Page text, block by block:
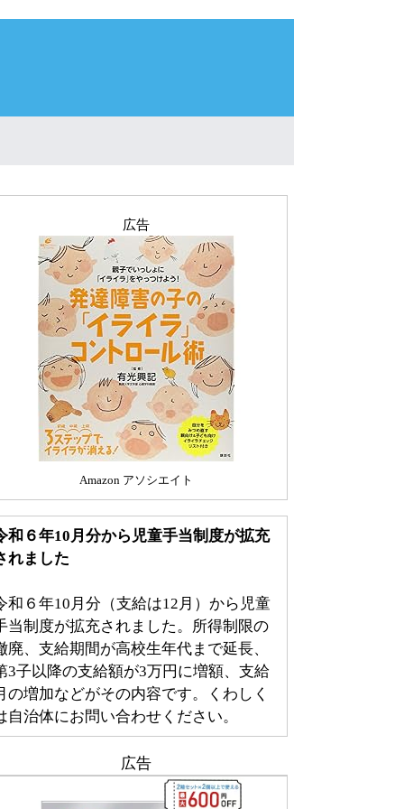
Amazon アソシエイト
和６年10月分から児童手当制度が拡充
れました
和６年10月分（支給は12月）から児童
当制度が拡充されました。所得制限の
廃、支給期間が高校生年代まで延長、
3子以降の支給額が3万円に増額、支給
の増加などがその内容です。くわしく
自治体にお問い合わせください。